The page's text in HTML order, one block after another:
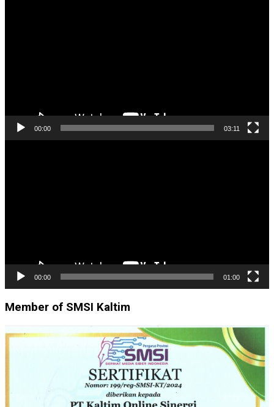
00:00 03:11
00:00 01:00
Member of SMSI Kaltim